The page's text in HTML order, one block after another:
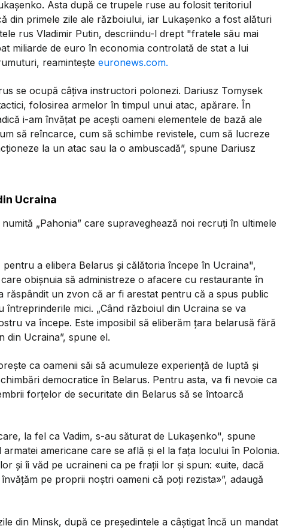
Asta după ce trupele ruse au folosit teritoriul
din primele zile ale războiului, iar Lukașenko a fost alături
rus Vladimir Putin, descriindu-l drept "fratele său mai
miliarde de euro în economia controlată de stat a lui
reamintește euronews.com.
se ocupă câțiva instructori polonezi. Dariusz Tomysek
folosirea armelor în timpul unui atac, apărare. În
i-am învățat pe acești oameni elementele de bază ale
să reîncarce, cum să schimbe revistele, cum să lucreze
la un atac sau la o ambuscadă”, spune Dariusz
Ucraina
„Pahonia” care supraveghează noi recruți în ultimele
pentru a elibera Belarus și călătoria începe în Ucraina",
obișnuia să administreze o afacere cu restaurante în
răspândit un zvon că ar fi arestat pentru că a spus public
mici. „Când războiul din Ucraina se va
va începe. Este imposibil să eliberăm țara belarusă fără
din Ucraina”, spune el.
ca oamenii săi să acumuleze experiență de luptă și
democratice în Belarus. Pentru asta, va fi nevoie ca
forțelor de securitate din Belarus să se întoarcă
la fel ca Vadim, s-au săturat de Lukașenko", spune
americane care se află și el la fața locului în Polonia.
și îi văd pe ucraineni ca pe frații lor și spun: «uite, dacă
pe proprii noștri oameni că poți rezista»”, adaugă
din Minsk, după ce președintele a câștigat încă un mandat